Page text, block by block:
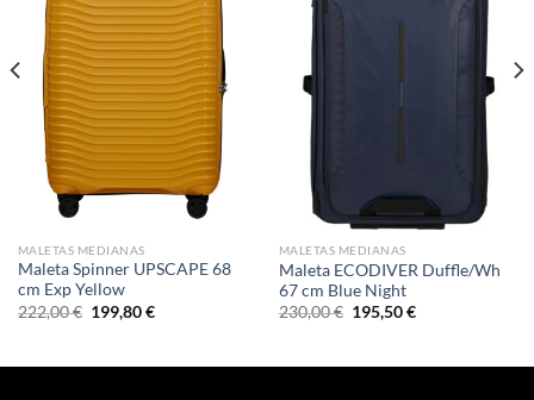
MALETAS MEDIANAS
Maleta Spinner UPSCAPE 68
cm Exp Yellow
222,00€ El
precio
222,00 €.
199,80€El
199,80 €.
MALETAS MEDIANAS
Maleta ECODIVER Duffle/Wh
67 cm Blue Night
230,00€ El
precio
230,00 €.
195,50€El
195,50 €.